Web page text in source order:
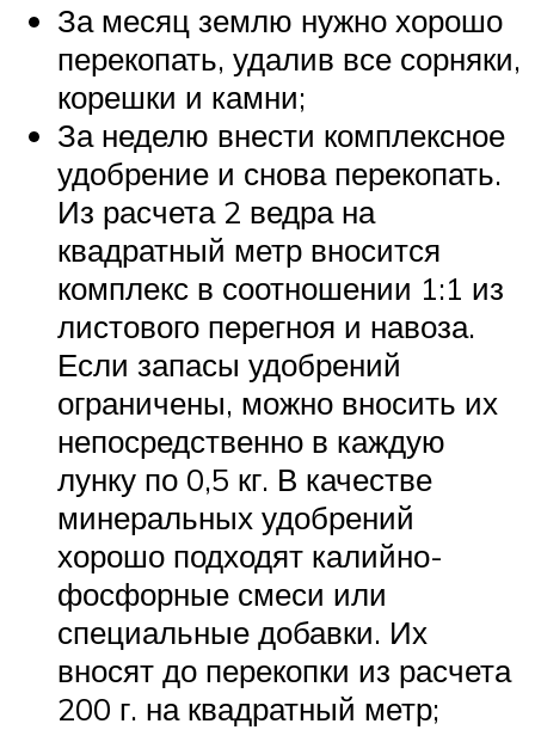
За месяц землю нужно хорошо
перекопать, удалив все сорняки,
корешки и камни;
За неделю внести комплексное
удобрение и снова перекопать.
Из расчета 2 ведра на
квадратный метр вносится
комплекс в соотношении 1:1 из
листового перегноя и навоза.
Если запасы удобрений
ограничены, можно вносить их
непосредственно в каждую
лунку по 0,5 кг. В качестве
минеральных удобрений
хорошо подходят калийно-
фосфорные смеси или
специальные добавки. Их
вносят до перекопки из расчета
200 г. на квадратный метр;